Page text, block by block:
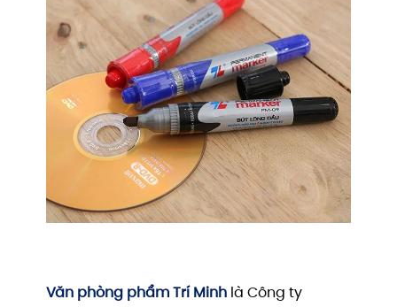
Văn phòng phẩm Trí Minhlà Công ty